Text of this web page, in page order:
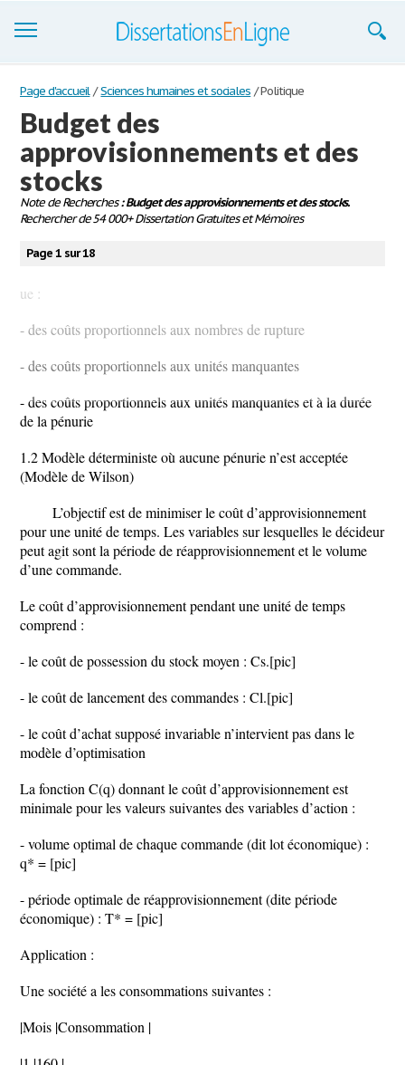
Dissertations
S'inscrire
Se connecter
Contactez-nous
Page d'accueil / Sciences humaines et sociales /Politique
Budget des
approvisionnements et des
stocks
Note de Recherches: Budget des approvisionnements et des stocks.
Rechercher de 54 000+ Dissertation Gratuites et Mémoires
Page 1 sur 18
ue :
- des coûts proportionnels aux nombres de rupture
- des coûts proportionnels aux unités manquantes
- des coûts proportionnels aux unités manquantes et à la durée
de la pénurie
1.2 Modèle déterministe où aucune pénurie n’est acceptée
(Modèle de Wilson)
L’objectif est de minimiser le coût d’approvisionnement
pour une unité de temps. Les variables sur lesquelles le décideur
peut agit sont la période de réapprovisionnement et le volume
d’une commande.
Le coût d’approvisionnement pendant une unité de temps
comprend :
- le coût de possession du stock moyen : Cs.[pic]
- le coût de lancement des commandes : Cl.[pic]
- le coût d’achat supposé invariable n’intervient pas dans le
modèle d’optimisation
La fonction C(q) donnant le coût d’approvisionnement est
minimale pour les valeurs suivantes des variables d’action :
- volume optimal de chaque commande (dit lot économique) :
q* = [pic]
- période optimale de réapprovisionnement (dite période
économique) : T* = [pic]
Application :
Une société a les consommations suivantes :
|Mois |Consommation |